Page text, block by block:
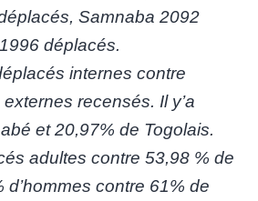
Samnaba 2092
déplacés.
internes contre
recensés. Il y’a
et 20,97% de Togolais.
adultes contre 53,98 % de
d’hommes contre 61% de